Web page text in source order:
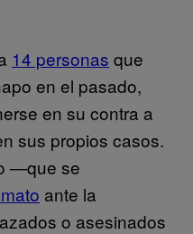
14 personas que
en el pasado,
en su contra a
sus propios casos.
—que se
ante la
o asesinados